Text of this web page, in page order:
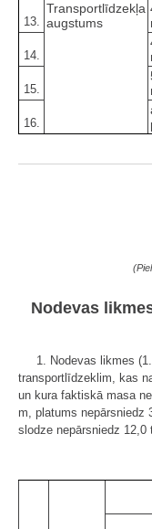
13.
Transportlīdzekļa
augstums
14.
15.
16.
Nodevas
1. Nodevas likmes
transportlīdzeklim, kas
un kura faktiskā masa
m, platums nepārsniedz
slodze nepārsniedz 12,0